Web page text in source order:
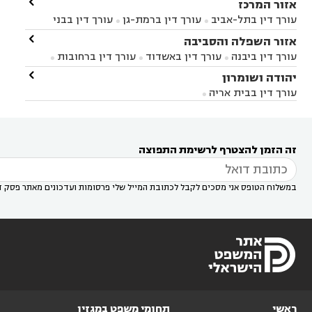
אזור המרכז
עורך דין בתל-אביב  עורך דין ברמת-גן 
עורך דין בבני
ברק עורך דין בפתח תקווה עורך דין בראשון לציון
עורך דין ברחובות עורך דין בנס ציונה
במודיעין
עורך דין בהרצליה עורך דין בחולון
עורך
דין בקרית אונו
אונו
עורך דין בבת ים
דין בשוהם 
אזור השפלה והסביבה
עורך דין ביבנה  עורך דין באשדוד  עורך דין ברחובות 
עורך דין בראשון לציון עורך דין במודיעין
עורך דין
בבאר יעקב
עורך דין בגדרה

יהודה ושומרון
עורך דין בבית אריה 

זה הזמן להצטרף לרשימת התפוצה
במשלוח הטופס אני מסכים לקבל לכתובת המייל שלי פרסומות ועדכונים מאתר פסק
ראשי תחומי משפט במגזין